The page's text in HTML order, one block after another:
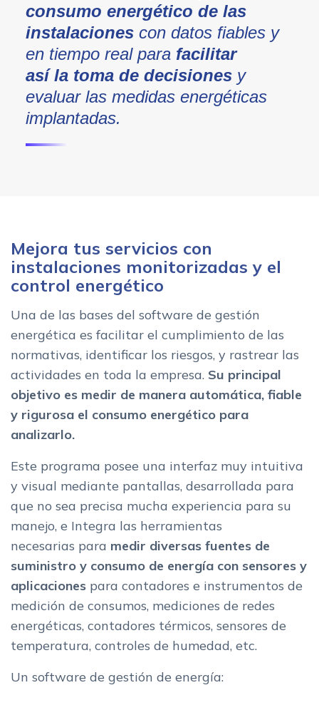
consumo energético de las
instalacionescon datos fiables y
en tiempo real para facilitar
así la toma de decisionesy
evaluar las medidas energéticas
implantadas.
Mejora tus servicios con
instalaciones monitorizadas y el
control energético
Una de las bases del software de gestión
energética es facilitar el cumplimiento de las
normativas, identificar los riesgos, y rastrear las
actividades en toda la empresa. Su principal
objetivo es medir de manera automática, fiable
y rigurosa el consumo energético para
analizarlo.
Este programa posee una interfaz muy intuitiva
y visual mediante pantallas, desarrollada para
que no sea precisa mucha experiencia para su
manejo, e Integra las herramientas
necesarias para medir diversas fuentes de
suministro y consumo de energía con sensores y
aplicaciones para contadores e instrumentos de
medición de consumos, mediciones de redes
energéticas, contadores térmicos, sensores de
temperatura, controles de humedad, etc.
Un software de gestión de energía: